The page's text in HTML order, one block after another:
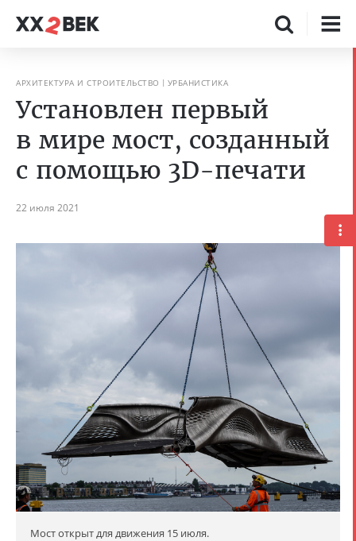
АРХИТЕКТУРА И СТРОИТЕЛЬСТВО УРБАНИСТИКА
Установлен первый
в мире мост, созданный
с помощью 3D-печати
22 июля 2021
Мост открыт для движения 15 июля.